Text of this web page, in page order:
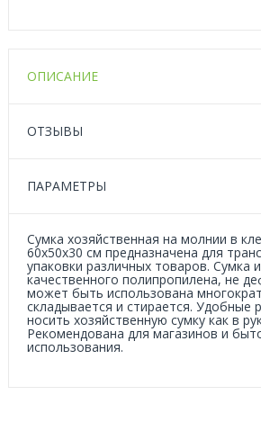
ОПИСАНИЕ
ОТЗЫВЫ
ПАРАМЕТРЫ
Сумка хозяйственная на молнии в
60x50x30 см предназначена для
упаковки различных товаров. Сумка
качественного полипропилена, не
может быть использована
складывается и стирается. Удобные
носить хозяйственную сумку как в
Рекомендована для магазинов и
использования.